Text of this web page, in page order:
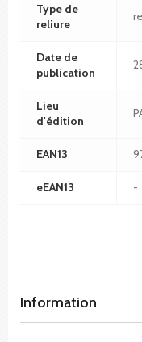
Type de
reliure
Date de
publication
Lieu
d'édition
EAN13
eEAN13 -
Information